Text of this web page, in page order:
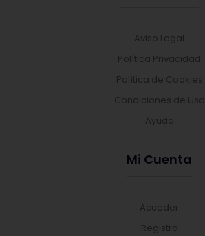
Aviso Legal
Política Privacidad
Política de Cookies
Condiciones de Uso
Ayuda
Mi Cuenta
Acceder
Registro